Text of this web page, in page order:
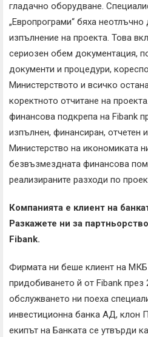
гладачно оборудване.
„Европрограми“ бяха
изпълнение на проекта. Това
сериозен обем документация,
документи и процедури,
Министерството и всичко
коректното отчитане на
финансова подкрепа на Fibank
изпълнен, финансиран,
Министерство на икономиката
безвъзмездната финансова
реализираните разходи по
Компанията е клиент на
Разкажете ни за
Fibank.
Фирмата ни беше клиент на
придобиването й от Fibank през
обслужването ни поеха
инвестиционна банка АД, клон
екипът на Банката се утвърди